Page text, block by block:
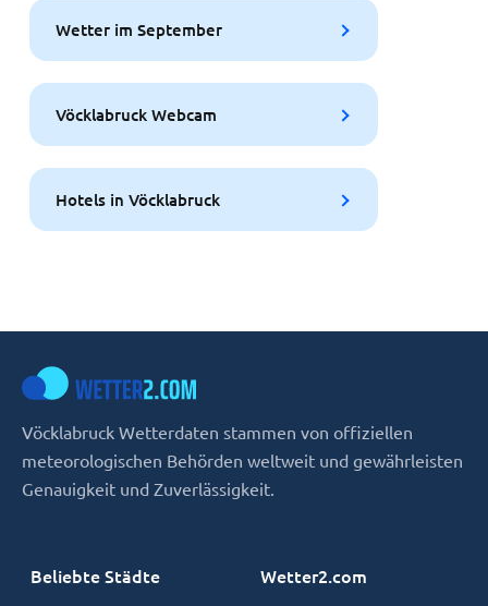
Wetter im September
Vöcklabruck Webcam
Hotels in Vöcklabruck
Vöcklabruck Wetterdaten stammen von offiziellen
meteorologischen Behörden weltweit und gewährleisten
Genauigkeit und Zuverlässigkeit.
Beliebte Städte Wetter2.com